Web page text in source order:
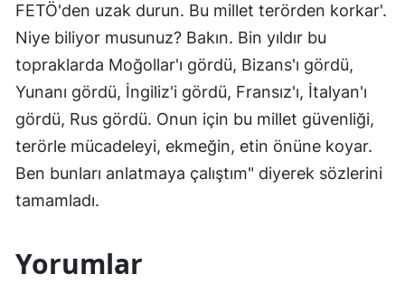
FETÖ'den uzak durun. Bu millet terörden korkar'.
Niye biliyor musunuz? Bakın. Bin yıldır bu
topraklarda Moğollar'ı gördü, Bizans'ı gördü,
Yunanı gördü, İngiliz'i gördü, Fransız'ı, İtalyan'ı
gördü, Rus gördü. Onun için bu millet güvenliği,
terörle mücadeleyi, ekmeğin, etin önüne koyar.
Ben bunları anlatmaya çalıştım" diyerek sözlerini
tamamladı.
Yorumlar